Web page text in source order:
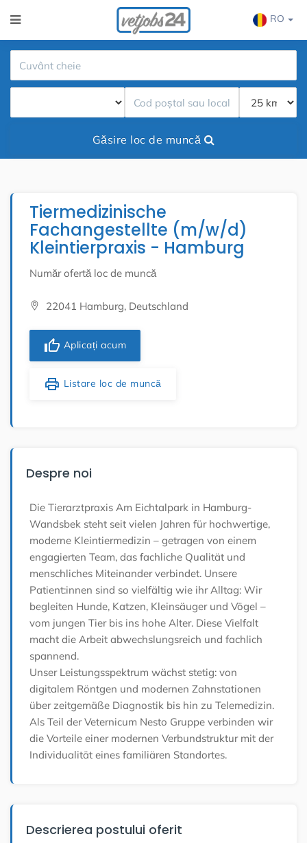
RO
Găsire loc de muncă
Tiermedizinische
Fachangestellte (m/w/d)
Kleintierpraxis - Hamburg
Număr ofertă loc de muncă
22041 Hamburg, Deutschland
thumb_up Aplicați acum
print Listare loc de muncă
Despre noi
Die Tierarztpraxis Am Eichtalpark in Hamburg-
Wandsbek steht seit vielen Jahren für hochwertige,
moderne Kleintiermedizin – getragen von einem
engagierten Team, das fachliche Qualität und
menschliches Miteinander verbindet. Unsere
Patient:innen sind so vielfältig wie ihr Alltag: Wir
begleiten Hunde, Katzen, Kleinsäuger und Vögel –
vom jungen Tier bis ins hohe Alter. Diese Vielfalt
macht die Arbeit abwechslungsreich und fachlich
spannend.
Unser Leistungsspektrum wächst stetig: von
digitalem Röntgen und modernen Zahnstationen
über zeitgemäße Diagnostik bis hin zu Telemedizin.
Als Teil der Veternicum Nesto Gruppe verbinden wir
die Vorteile einer modernen Verbundstruktur mit der
Individualität eines familiären Standortes.
Descrierea postului oferit